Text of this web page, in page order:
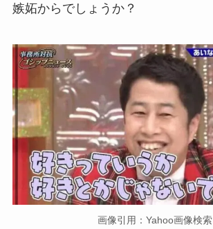
嫉妬からでしょうか？
画像引用：Yahoo画像検索